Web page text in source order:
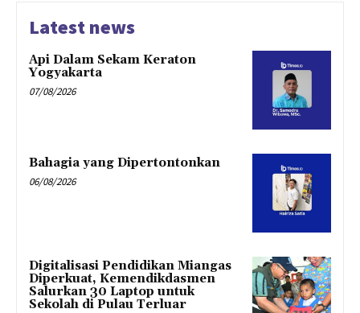
Latest news
Api Dalam Sekam Keraton
Yogyakarta
07/08/2026
Bahagia yang Dipertontonkan
06/08/2026
Digitalisasi Pendidikan Miangas
Diperkuat, Kemendikdasmen
Salurkan 30 Laptop untuk
Sekolah di Pulau Terluar